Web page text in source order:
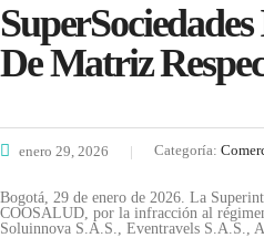
De Matriz
enero 29, 2026 Categoría:
Bogotá, 29 de enero de 2026. La
COOSALUD, por la infracción al
Soluinnova S.A.S., Eventravels S.A.S.,